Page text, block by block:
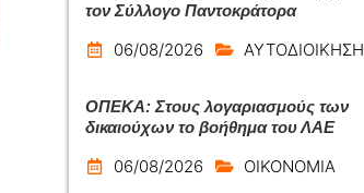
τον Σύλλογο Παντοκράτορα
06/08/2026 ΑΥΤΟΔΙΟΙΚΗΣΗ
ΟΠΕΚΑ: Στους λογαριασμούς των
δικαιούχων το βοήθημα του ΛΑΕ
06/08/2026 ΟΙΚΟΝΟΜΙΑ